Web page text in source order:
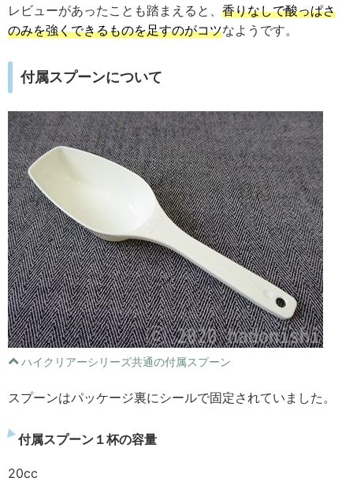
レビューがあったことも踏まえると、 香りなしで酸っぱさ
のみを強くできるものを足すのがコツなようです。
付属スプーンについて
ハイクリアーシリーズ共通の付属スプーン
スプーンはパッケージ裏にシールで固定されていました。
付属スプーン１杯の容量
20cc